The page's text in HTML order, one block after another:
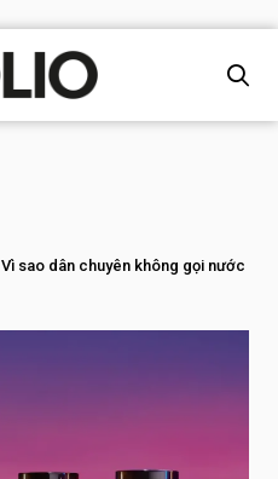
Vì sao dân chuyên không gọi nước